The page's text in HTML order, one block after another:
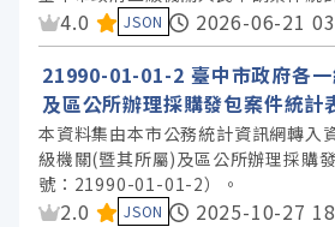
標籤
授權
資料集評分：
4.0 JSON
2026-06-21
21990-01-01-2 臺中市政府各
及區公所辦理採購發包案件統計
本資料集由本市公務統計資訊網轉入
級機關(暨其所屬)及區公所辦理採購
號：21990-01-01-2）。
資料集評分：
2.0 JSON
2025-10-27